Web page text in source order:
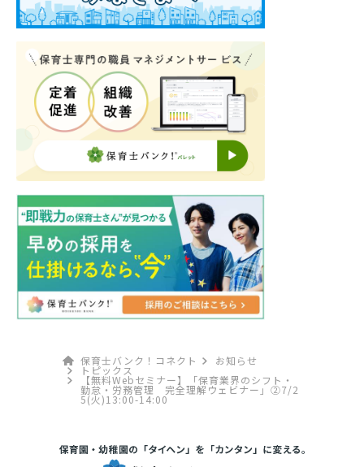
保育士バンク！コネクト お知らせ
トピックス
【無料Webセミナー】「保育業界のシフト・
勤怠・労務管理 完全理解ウェビナー」②7/2
5(火)13:00-14:00